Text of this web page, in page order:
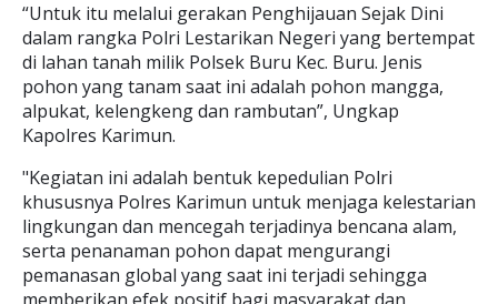
“Untuk itu melalui gerakan Penghijauan Sejak Dini
dalam rangka Polri Lestarikan Negeri yang bertempat
di lahan tanah milik Polsek Buru Kec. Buru. Jenis
pohon yang tanam saat ini adalah pohon mangga,
alpukat, kelengkeng dan rambutan”, Ungkap
Kapolres Karimun.
"Kegiatan ini adalah bentuk kepedulian Polri
khususnya Polres Karimun untuk menjaga kelestarian
lingkungan dan mencegah terjadinya bencana alam,
serta penanaman pohon dapat mengurangi
pemanasan global yang saat ini terjadi sehingga